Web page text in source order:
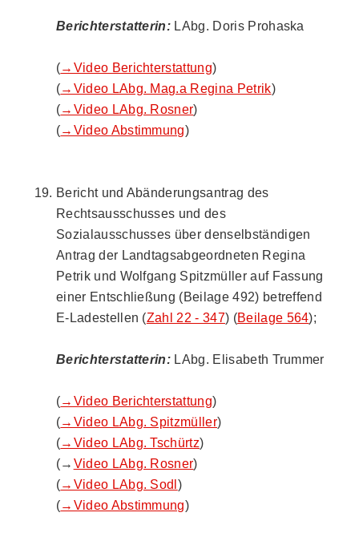
Berichterstatterin: LAbg. Doris Prohaska
(→Video Berichterstattung)
(→Video LAbg. Mag.a Regina Petrik)
(→Video LAbg. Rosner)
(→Video Abstimmung)
Bericht und Abänderungsantrag des
Rechtsausschusses und des
Sozialausschusses über denselbständigen
Antrag der Landtagsabgeordneten Regina
Petrik und Wolfgang Spitzmüller auf Fassung
einer Entschließung (Beilage 492) betreffend
E-Ladestellen (Zahl 22 - 347) (Beilage 564);
Berichterstatterin: LAbg. Elisabeth Trummer
(→Video Berichterstattung)
(→Video LAbg. Spitzmüller)
(→Video LAbg. Tschürtz)
(→ Video LAbg. Rosner)
(→Video LAbg. Sodl )
(→Video Abstimmung)